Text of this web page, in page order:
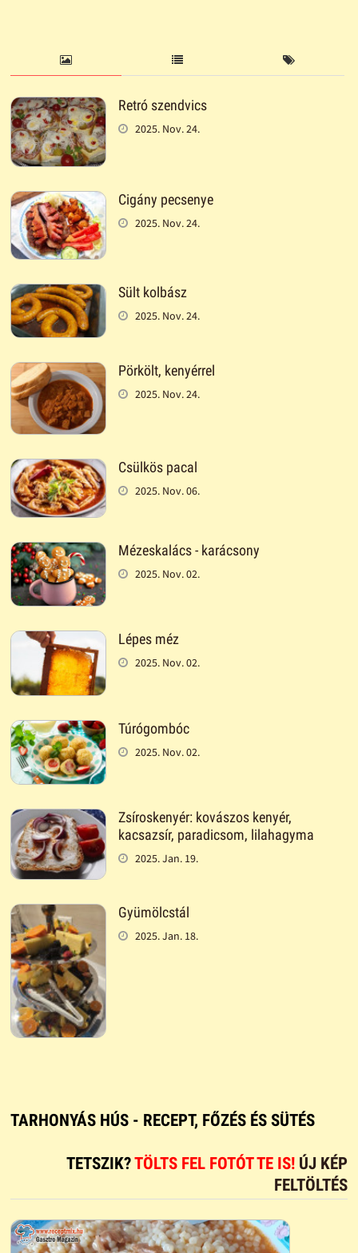
Retró szendvics
2025. Nov. 24.
Cigány pecsenye
2025. Nov. 24.
Sült kolbász
2025. Nov. 24.
Pörkölt, kenyérrel
2025. Nov. 24.
Csülkös pacal
2025. Nov. 06.
Mézeskalács - karácsony
2025. Nov. 02.
Lépes méz
2025. Nov. 02.
Túrógombóc
2025. Nov. 02.
Zsíroskenyér: kovászos kenyér,
kacsazsír, paradicsom, lilahagyma
2025. Jan. 19.
Gyümölcstál
2025. Jan. 18.
TARHONYÁS HÚS - RECEPT, FŐZÉS ÉS SÜTÉS
TETSZIK?TÖLTS FEL FOTÓT TE IS! ÚJ KÉP
FELTÖLTÉS